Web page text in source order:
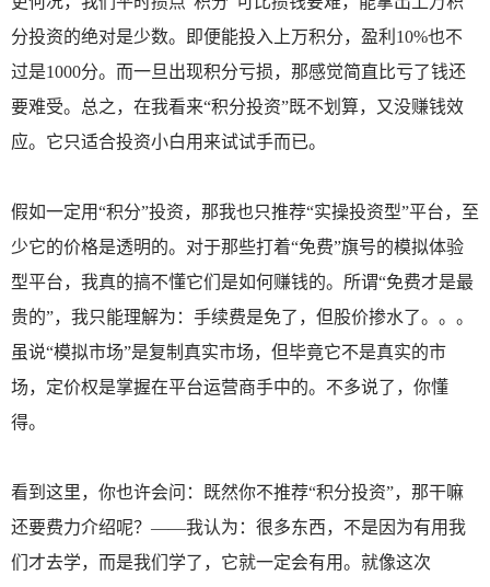
分投资的绝对是少数。即便能投入上万积分，盈利10%也不
过是1000分。而一旦出现积分亏损，那感觉简直比亏了钱还
要难受。总之，在我看来“积分投资”既不划算，又没赚钱效
应。它只适合投资小白用来试试手而已。
假如一定用“积分”投资，那我也只推荐“实操投资型”平台，至
少它的价格是透明的。对于那些打着“免费”旗号的模拟体验
型平台，我真的搞不懂它们是如何赚钱的。所谓“免费才是最
贵的”，我只能理解为：手续费是免了，但股价掺水了。。。
虽说“模拟市场”是复制真实市场，但毕竟它不是真实的市
场，定价权是掌握在平台运营商手中的。不多说了，你懂
得。
看到这里，你也许会问：既然你不推荐“积分投资”，那干嘛
还要费力介绍呢？——我认为：很多东西，不是因为有用我
们才去学，而是我们学了，它就一定会有用。就像这次